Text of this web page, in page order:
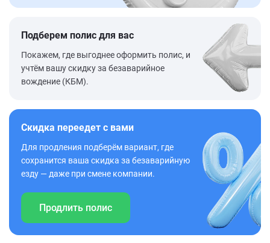
Подберем полис для вас
Покажем, где выгоднее оформить полис, и
учтём вашу скидку за безаварийное
вождение (КБМ).
Скидка переедет с вами
Для продления подберём вариант, где
сохранится ваша скидка за безаварийную
езду — даже при смене компании.
Продлить полис